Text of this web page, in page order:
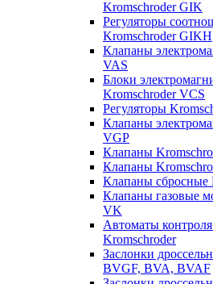
Kromschroder GIK
Регуляторы
Kromschroder GIKH
Клапаны
VAS
Блоки
Kromschroder VCS
Регуляторы
Клапаны
VGP
Клапаны
Клапаны
Клапаны сбросные
Клапаны газовые
VK
Автоматы
Kromschroder
Заслонки
BVGF, BVA, BVAF